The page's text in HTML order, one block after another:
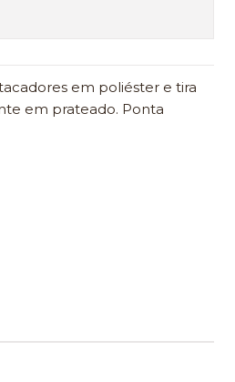
em poliéster e tira
em prateado. Ponta